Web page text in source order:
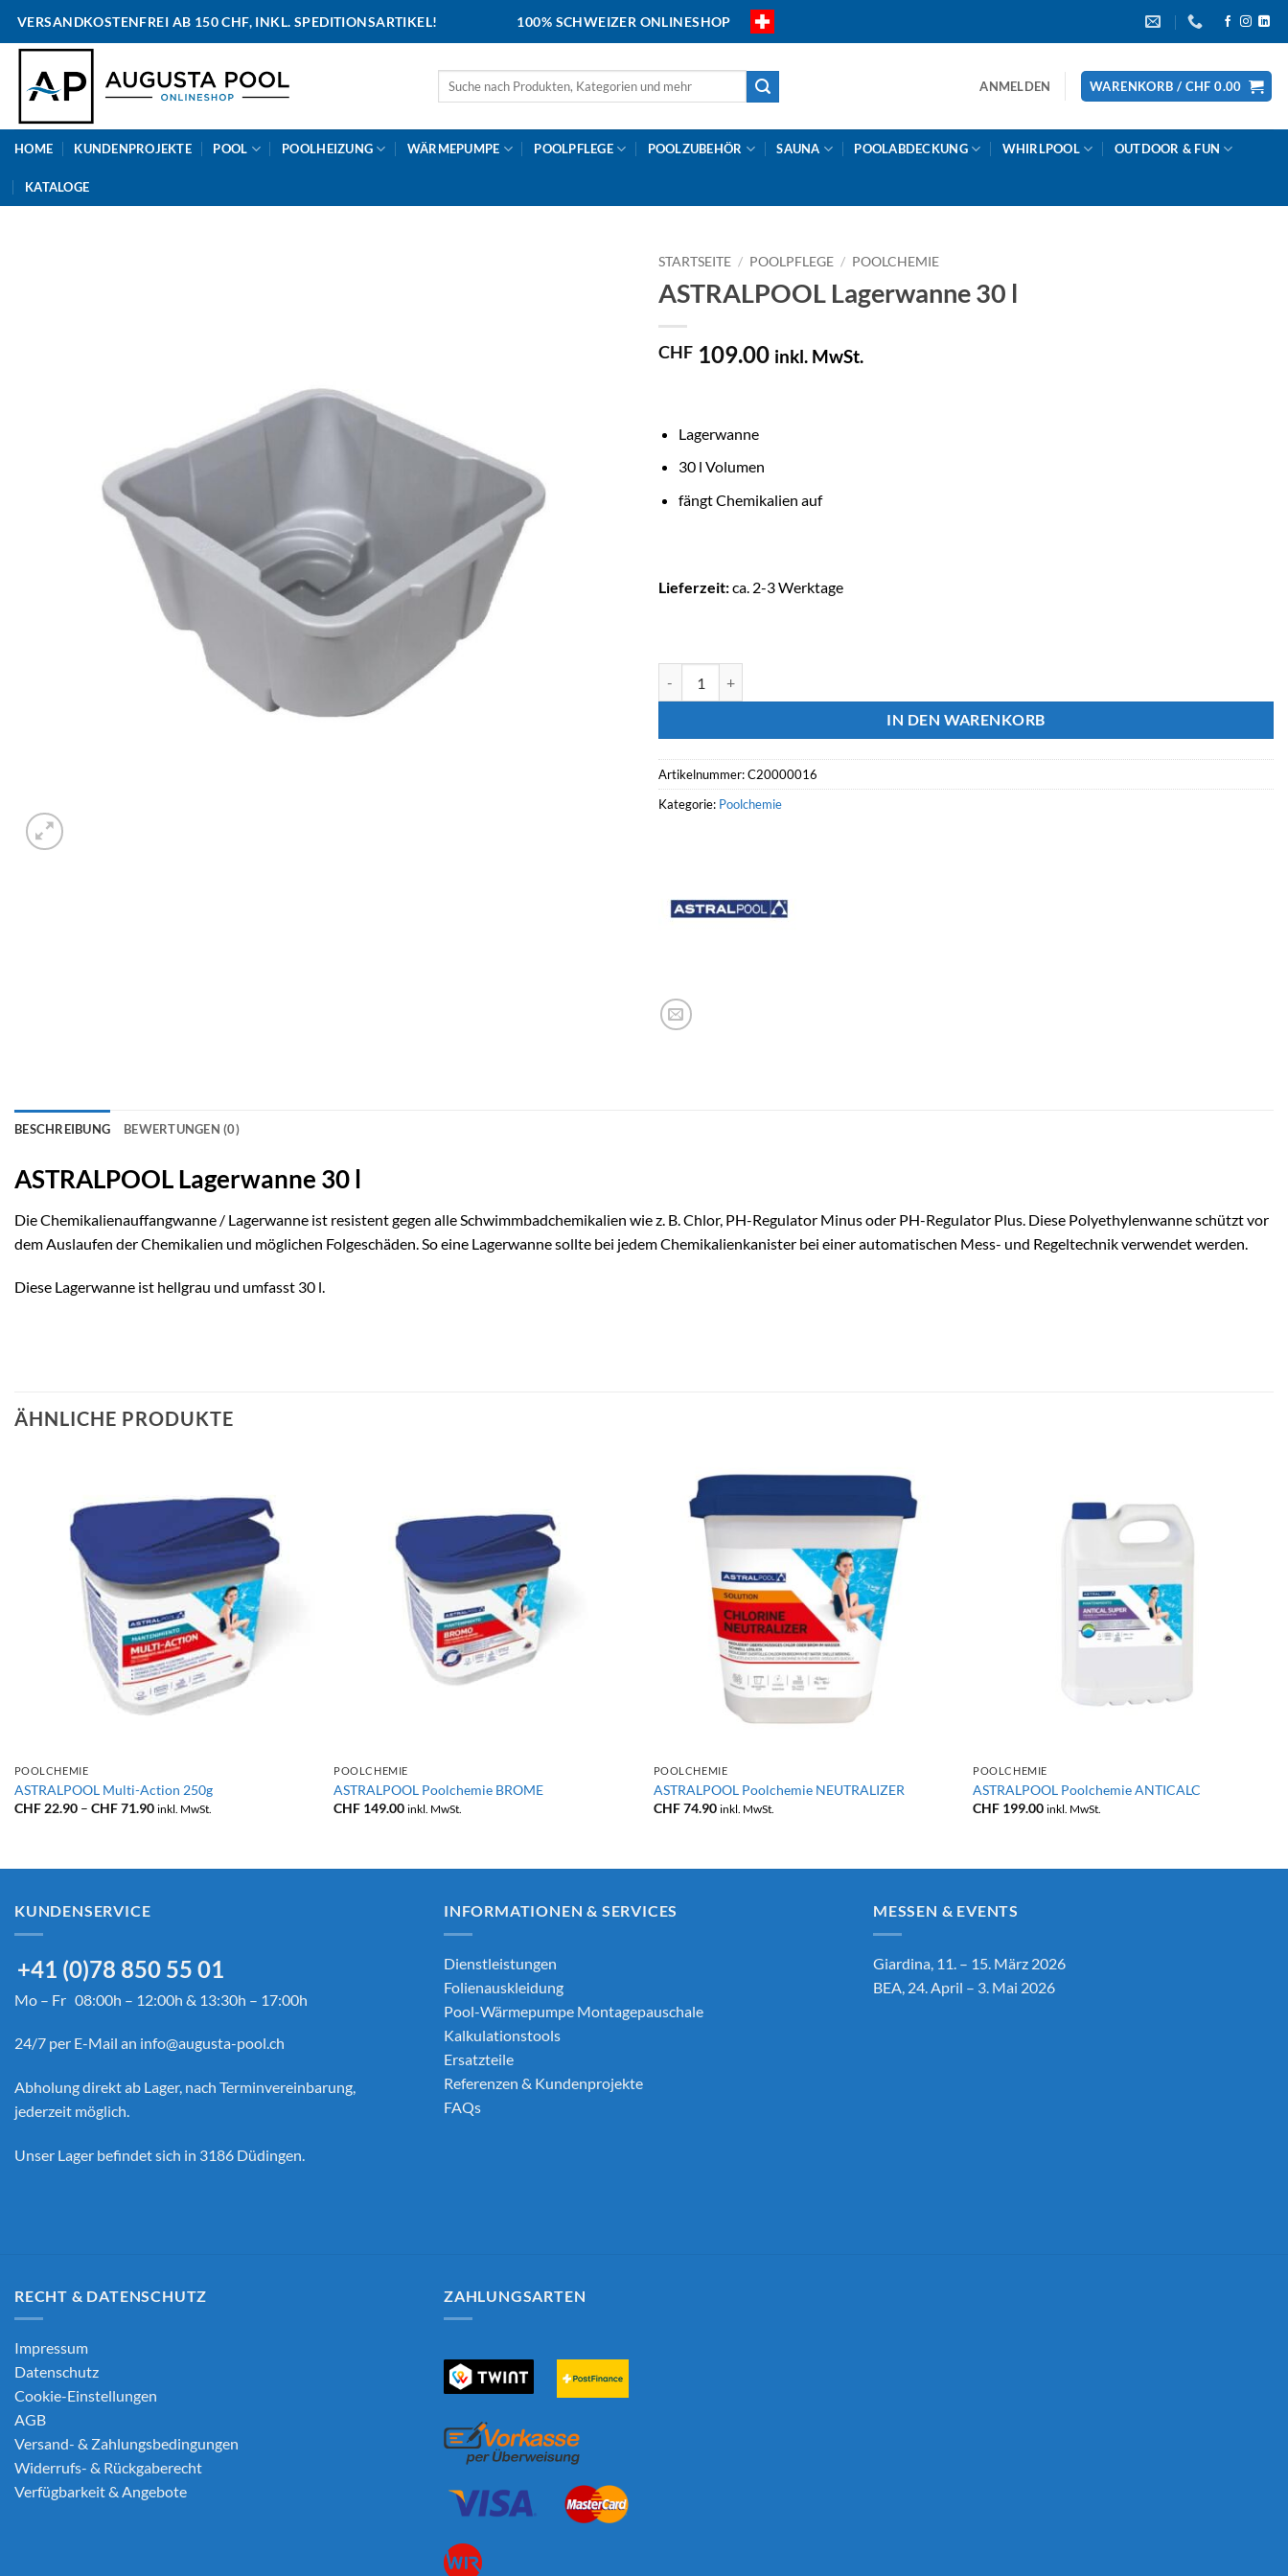
VERSANDKOSTENFREI AB 150 CHF, INKL. SPEDITIONSARTIKEL! 100% SCHWEIZER ONLINESHOP
Suche
ANMELDEN WARENKORB / CHF 0.00
HOME KUNDENPROJEKTE POOL POOLHEIZUNG WÄRMEPUMPE POOLPFLEGE POOLZUBEHÖR SAUNA POOLABDECKUNG WHIRLPOOL OUTDOOR & FUN
KATALOGE
STARTSEITE / POOLPFLEGE / POOLCHEMIE
ASTRALPOOL Lagerwanne 30 l
CHF 109.00 inkl. MwSt.
Lagerwanne
30 l Volumen
fängt Chemikalien auf
Lieferzeit:ca. 2-3 Werktage
IN DEN WARENKORB
Artikelnummer:C20000016
Kategorie: Poolchemie
BESCHREIBUNG BEWERTUNGEN (0)
ASTRALPOOL Lagerwanne 30 l
Die Chemikalienauffangwanne / Lagerwanne ist resistent gegen alle Schwimmbadchemikalien wie z. B. Chlor, PH-Regulator Minus oder PH-Regulator Plus. Diese Polyethylenwanne schützt vor
dem Auslaufen der Chemikalien und möglichen Folgeschäden. So eine Lagerwanne sollte bei jedem Chemikalienkanister bei einer automatischen Mess- und Regeltechnik verwendet werden.
Diese Lagerwanne ist hellgrau und umfasst 30 l.
ÄHNLICHE PRODUKTE
POOLCHEMIE
ASTRALPOOL Multi-Action 250g
CHF22.90 – CHF71.90Preisspanne:
inkl. MwSt.
POOLCHEMIE
ASTRALPOOL Poolchemie BROME
CHF 149.00 inkl. MwSt.
POOLCHEMIE
ASTRALPOOL Poolchemie NEUTRALIZER
CHF74.90 inkl. MwSt.
POOLCHEMIE
ASTRALPOOL Poolchemie ANTICALC
CHF 199.00 inkl. MwSt.
KUNDENSERVICE
+41 (0)78 850 55 01
Mo – Fr 08:00h – 12:00h & 13:30h – 17:00h
24/7 per E-Mail an info@augusta-pool.ch
Abholung direkt ab Lager, nach Terminvereinbarung,
jederzeit möglich.
Unser Lager befindet sich in 3186 Düdingen.
INFORMATIONEN & SERVICES
Dienstleistungen
Folienauskleidung
Pool-Wärmepumpe Montagepauschale
Kalkulationstools
Ersatzteile
Referenzen & Kundenprojekte
FAQs
MESSEN & EVENTS
Giardina, 11. – 15. März 2026
BEA, 24. April – 3. Mai 2026
RECHT & DATENSCHUTZ
Impressum
Datenschutz
Cookie-Einstellungen
AGB
Versand- & Zahlungsbedingungen
Widerrufs- & Rückgaberecht
Verfügbarkeit & Angebote
ZAHLUNGSARTEN